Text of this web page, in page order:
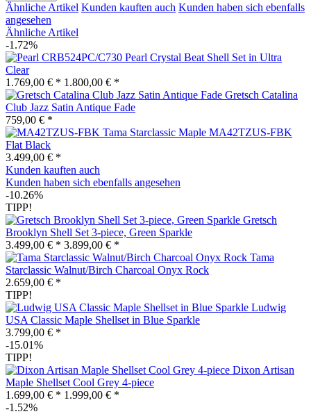
Ähnliche Artikel Kunden kauften auch Kunden haben sich ebenfalls
angesehen
Ähnliche Artikel
-1.72%
Pearl Crystal Beat Shell Set in Ultra
Clear
1.769,00 € * 1.800,00 € *
Gretsch Catalina
Club Jazz Satin Antique Fade
759,00 € *
Tama Starclassic Maple MA42TZUS-FBK
Flat Black
3.499,00 € *
Kunden kauften auch
Kunden haben sich ebenfalls angesehen
-10.26%
TIPP!
Gretsch
Brooklyn Shell Set 3-piece, Green Sparkle
3.499,00 € * 3.899,00 € *
Tama
Starclassic Walnut/Birch Charcoal Onyx Rock
2.659,00 € *
TIPP!
Ludwig
USA Classic Maple Shellset in Blue Sparkle
3.799,00 € *
-15.01%
TIPP!
Dixon Artisan
Maple Shellset Cool Grey 4-piece
1.699,00 € * 1.999,00 € *
-1.52%